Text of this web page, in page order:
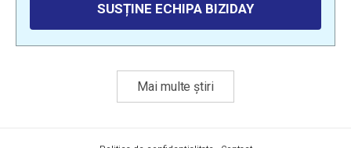
SUSȚINE ECHIPA BIZIDAY
Mai multe știri